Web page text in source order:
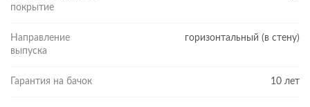
покрытие
Направление
выпуска
горизонтальный (в стену)
Гарантия на бачок 10 лет